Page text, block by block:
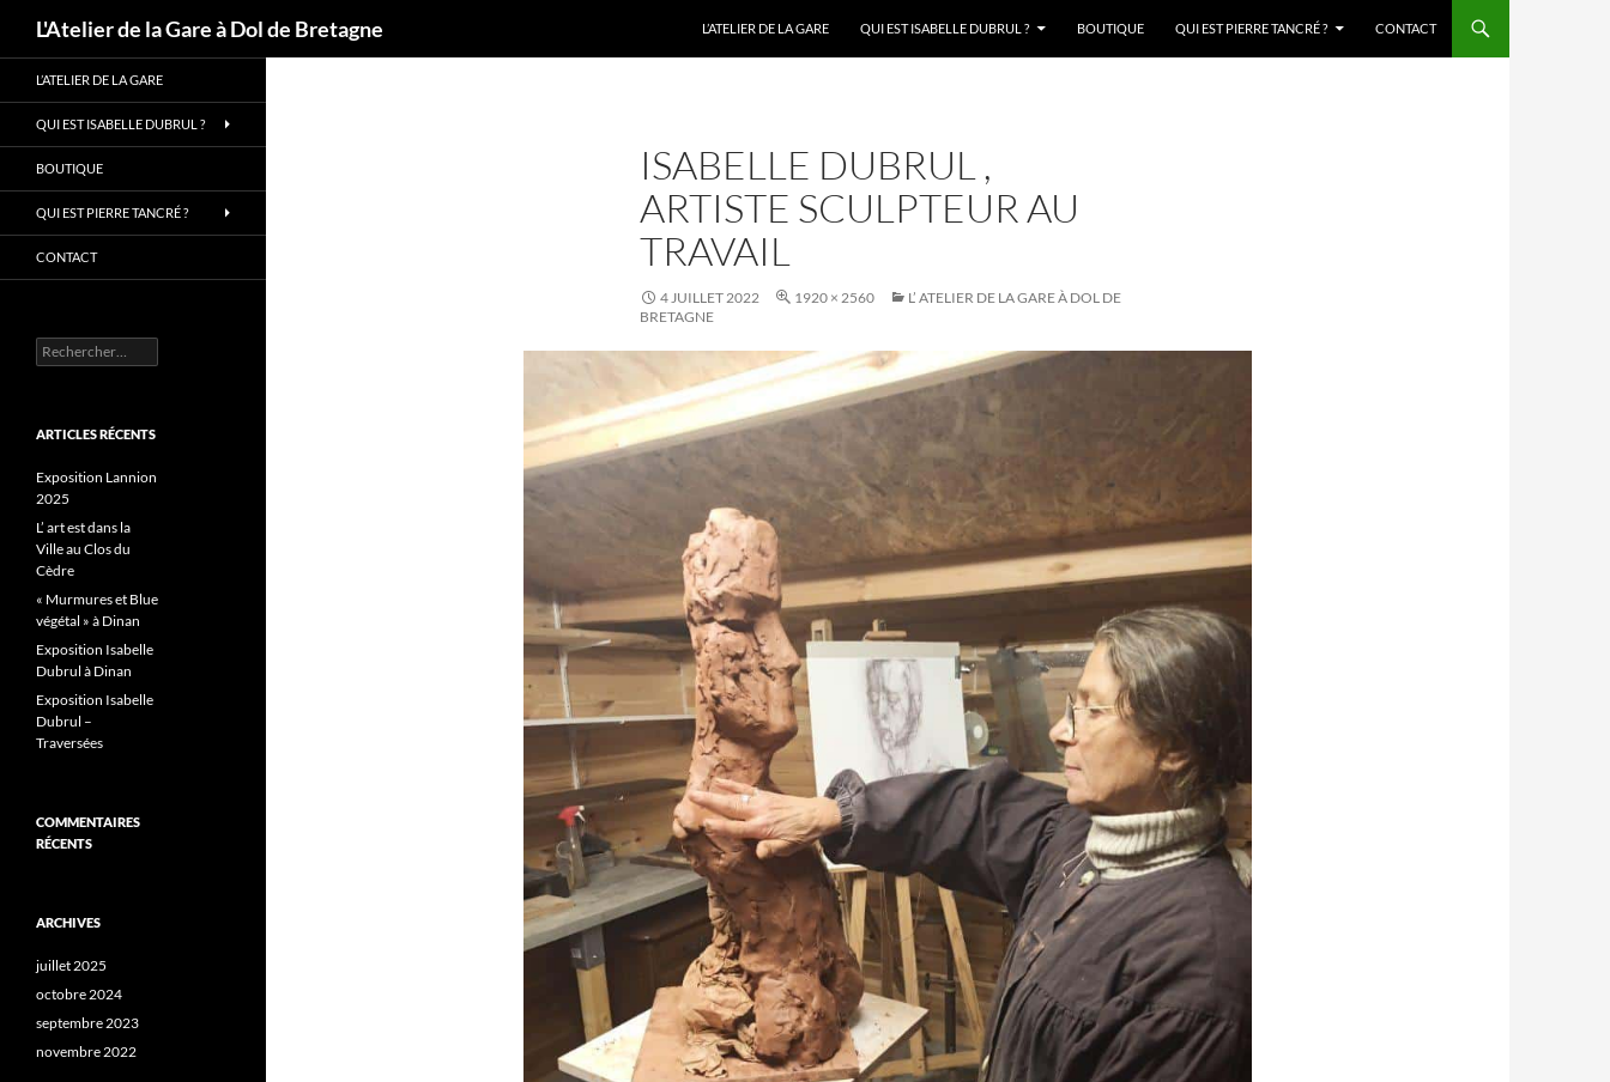
Aller
au
contenu
L'Atelier de la Gare à Dol de Bretagne L’ATELIER DE LA GARE QUI EST ISABELLE DUBRUL ? BOUTIQUE QUI EST PIERRE TANCRÉ ? CONTACT
ISABELLE DUBRUL ,
ARTISTE SCULPTEUR AU
TRAVAIL
4 JUILLET 2022 1920 × 2560
L’ ATELIER DE LA GARE À DOL DE
BRETAGNE
L’ATELIER DE LA GARE
QUI EST ISABELLE DUBRUL ?
BOUTIQUE
QUI EST PIERRE TANCRÉ ?
CONTACT
Rechercher :
ARTICLES RÉCENTS
Exposition Lannion
2025
L’ art est dans la
Ville au Clos du
Cèdre
« Murmures et Blue
végétal » à Dinan
Exposition Isabelle
Dubrul à Dinan
Exposition Isabelle
Dubrul –
Traversées
COMMENTAIRES
RÉCENTS
ARCHIVES
juillet 2025
octobre 2024
septembre 2023
novembre 2022